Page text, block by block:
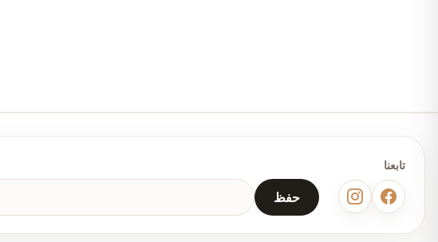
تفاصيل بجيب
الاستخدام يومي
حفظ
تابعنا